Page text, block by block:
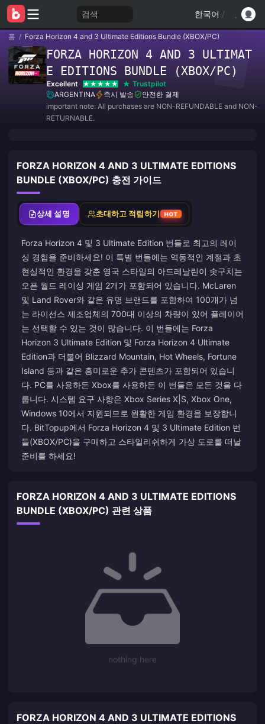
검색 한국어 /
홈 / Forza Horizon 4 and 3 Ultimate Editions Bundle (XBOX/PC)
FORZA HORIZON 4 AND 3 ULTIMAT
E EDITIONS BUNDLE (XBOX/PC)
Excellent
Trustpilot
ARGENTINA
즉시 발송
안전한 결제
important note: All purchases are NON-REFUNDABLE and NON-
RETURNABLE.
FORZA HORIZON 4 AND 3 ULTIMATE EDITIONS
BUNDLE (XBOX/PC) 충전 가이드
상세 설명 초대하고 적립하기 HOT
Forza Horizon 4 및 3 Ultimate Edition 번들로 최고의 레이
싱 경험을 준비하세요! 이 특별 번들에는 역동적인 계절과 초
현실적인 환경을 갖춘 영국 스타일의 아드레날린이 솟구치는
오픈 월드 레이싱 게임 2개가 포함되어 있습니다. McLaren
및 Land Rover와 같은 유명 브랜드를 포함하여 100개가 넘
는 라이선스 제조업체의 700대 이상의 차량이 있어 플레이어
는 선택할 수 있는 것이 많습니다. 이 번들에는 Forza
Horizon 3 Ultimate Edition 및 Forza Horizon 4 Ultimate
Edition과 더불어 Blizzard Mountain, Hot Wheels, Fortune
Island 등과 같은 흥미로운 추가 콘텐츠가 포함되어 있습니
다. PC를 사용하든 Xbox를 사용하든 이 번들은 모든 것을 다
룹니다. 시스템 요구 사항은 Xbox Series X|S, Xbox One,
Windows 10에서 지원되므로 원활한 게임 환경을 보장합니
다. BitTopup에서 Forza Horizon 4 및 3 Ultimate Edition 번
들(XBOX/PC)을 구매하고 스타일리쉬하게 가상 도로를 떠날
준비를 하세요!
FORZA HORIZON 4 AND 3 ULTIMATE EDITIONS
BUNDLE (XBOX/PC) 관련 상품
nothing here
FORZA HORIZON 4 AND 3 ULTIMATE EDITIONS